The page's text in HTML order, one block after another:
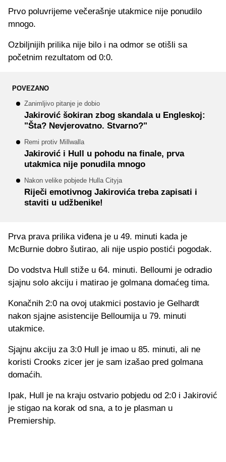
Prvo poluvrijeme večerašnje utakmice nije ponudilo
mnogo.
Ozbiljnijih prilika nije bilo i na odmor se otišli sa
početnim rezultatom od 0:0.
POVEZANO
Zanimljivo pitanje je dobio
Jakirović šokiran zbog skandala u Engleskoj:
"Šta? Nevjerovatno. Stvarno?"
Remi protiv Millwalla
Jakirović i Hull u pohodu na finale, prva
utakmica nije ponudila mnogo
Nakon velike pobjede Hulla Cityja
Riječi emotivnog Jakirovića treba zapisati i
staviti u udžbenike!
Prva prava prilika viđena je u 49. minuti kada je
McBurnie dobro šutirao, ali nije uspio postići pogodak.
Do vodstva Hull stiže u 64. minuti. Belloumi je odradio
sjajnu solo akciju i matirao je golmana domaćeg tima.
Konačnih 2:0 na ovoj utakmici postavio je Gelhardt
nakon sjajne asistencije Belloumija u 79. minuti
utakmice.
Sjajnu akciju za 3:0 Hull je imao u 85. minuti, ali ne
koristi Crooks zicer jer je sam izašao pred golmana
domaćih.
Ipak, Hull je na kraju ostvario pobjedu od 2:0 i Jakirović
je stigao na korak od sna, a to je plasman u
Premiership.